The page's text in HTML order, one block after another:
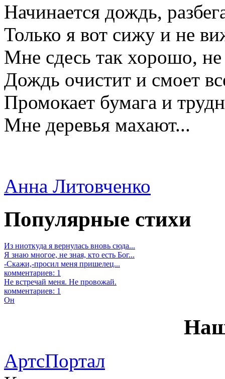
Начинается дождь,
Только я вот сижу и не
Мне сдесь так хорошо,
Дождь очистит и смоет
Промокает бумага и
Мне деревья махают...
Анна Литовченко
Популярные стихи
Из ниоткуда я вернулась вновь сюда...
Я знаю многое, не зная, кто есть Бог...
-Скажи,-просил меня пришелец...
комментариев: 1
Не встречай меня. Не провожай.
комментариев: 1
Он
АртсПортал